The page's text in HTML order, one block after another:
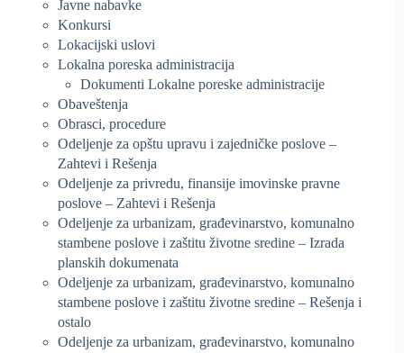
Javne nabavke
Konkursi
Lokacijski uslovi
Lokalna poreska administracija
Dokumenti Lokalne poreske administracije
Obaveštenja
Obrasci, procedure
Odeljenje za opštu upravu i zajedničke poslove –
Zahtevi i Rešenja
Odeljenje za privredu, finansije imovinske pravne
poslove – Zahtevi i Rešenja
Odeljenje za urbanizam, građevinarstvo, komunalno
stambene poslove i zaštitu životne sredine – Izrada
planskih dokumenata
Odeljenje za urbanizam, građevinarstvo, komunalno
stambene poslove i zaštitu životne sredine – Rešenja i
ostalo
Odeljenje za urbanizam, građevinarstvo, komunalno